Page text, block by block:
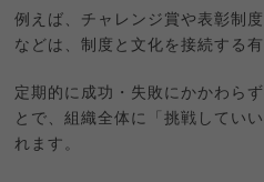
例えば、チャレンジ賞や表彰制
などは、制度と文化を接続する有
定期的に成功・失敗にかかわら
とで、組織全体に「挑戦してい
れます。